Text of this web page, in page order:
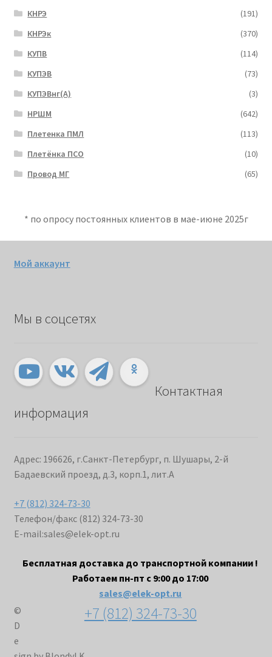
КНРЭ
(191)
КНРЭк
(370)
КУПВ
(114)
КУПЭВ
(73)
КУПЭВнг(А)
(3)
НРШМ
(642)
Плетенка ПМЛ
(113)
Плетёнка ПСО
(10)
Провод МГ
(65)
* по опросу постоянных клиентов в мае-июне 2025г
Мой аккаунт
Мы в соцсетях
Контактная
информация
Адрес: 196626, г.Санкт-Петербург, п. Шушары, 2-й
Бадаевский проезд, д.3, корп.1, лит.А
+7 (812) 324-73-30
Телефон/факс (812) 324-73-30
E-mail:sales@elek-opt.ru
Бесплатная доставка до транспортной компании !
Работаем пн-пт с 9:00 до 17:00
sales@elek-opt.ru
+7 (812) 324-73-30
©
D
e